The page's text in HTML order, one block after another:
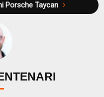
Porsche Taycan